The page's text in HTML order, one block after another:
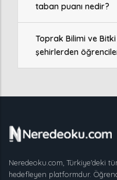
taban puanı nedir?
Toprak Bilimi ve
şehirlerden
Neredeoku.com, Türkiye'deki
hedefleyen platformdur.